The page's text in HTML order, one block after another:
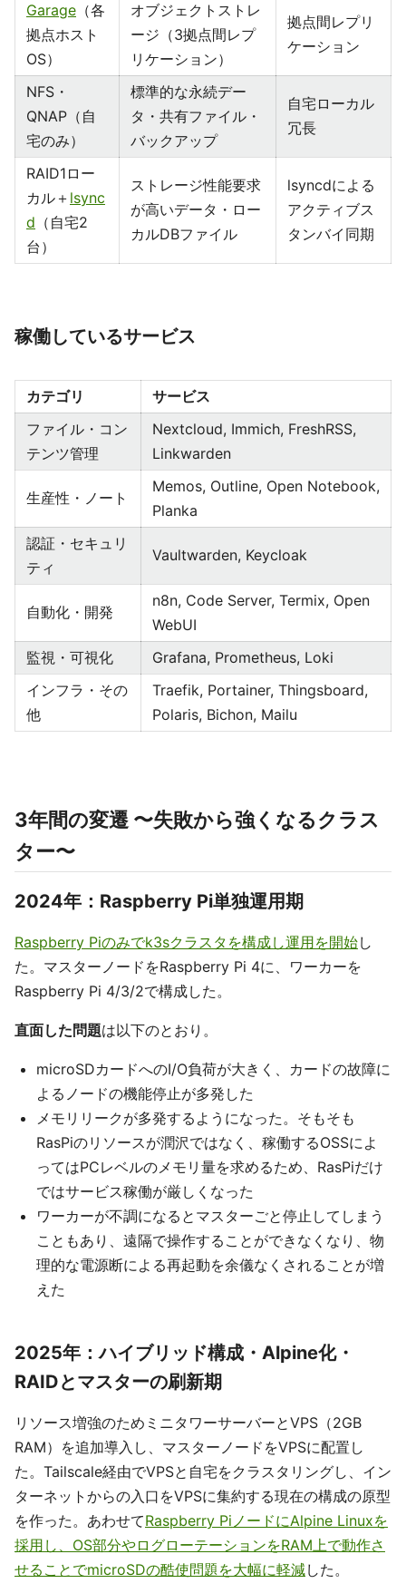
Garage （各
拠点ホスト
OS）
オブジェクトストレ
ージ（3拠点間レプ
リケーション）
拠点間レプリ
ケーション
NFS・
QNAP（自
宅のみ）
標準的な永続デー
タ・共有ファイル・
バックアップ
自宅ローカル
冗長
RAID1ロー
カル＋ lsync
d （自宅2
台）
ストレージ性能要求
が高いデータ・ロー
カルDBファイル
lsyncdによる
アクティブス
タンバイ同期
稼働しているサービス
カテゴリ
サービス
ファイル・コン
テンツ管理
Nextcloud, Immich, FreshRSS,
Linkwarden
生産性・ノート
Memos, Outline, Open Notebook,
Planka
認証・セキュリ
ティ
Vaultwarden, Keycloak
自動化・開発
n8n, Code Server, Termix, Open
WebUI
監視・可視化
Grafana, Prometheus, Loki
インフラ・その
他
Traefik, Portainer, Thingsboard,
Polaris, Bichon, Mailu
3年間の変遷 〜失敗から強くなるクラス
ター〜
2024年：Raspberry Pi単独運用期
Raspberry Piのみでk3sクラスタを構成し運用を開始し
た。マスターノードをRaspberry Pi 4に、ワーカーを
Raspberry Pi 4/3/2で構成した。
直面した問題は以下のとおり。
microSDカードへのI/O負荷が大きく、カードの故障に
よるノードの機能停止が多発した
メモリリークが多発するようになった。そもそも
RasPiのリソースが潤沢ではなく、稼働するOSSによ
ってはPCレベルのメモリ量を求めるため、RasPiだけ
ではサービス稼働が厳しくなった
ワーカーが不調になるとマスターごと停止してしまう
こともあり、遠隔で操作することができなくなり、物
理的な電源断による再起動を余儀なくされることが増
えた
2025年：ハイブリッド構成・Alpine化・
RAIDとマスターの刷新期
リソース増強のためミニタワーサーバーとVPS（2GB
RAM）を追加導入し、マスターノードをVPSに配置し
た。Tailscale経由でVPSと自宅をクラスタリングし、イン
ターネットからの入口をVPSに集約する現在の構成の原型
を作った。あわせてRaspberry PiノードにAlpine Linuxを
採用し、OS部分やログローテーションをRAM上で動作さ
せることでmicroSDの酷使問題を大幅に軽減した。